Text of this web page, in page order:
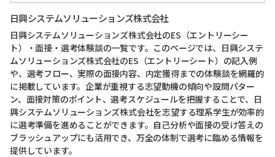
日興システムソリューションズ株式会社
日興システムソリューションズ株式会社のES（エントリーシー
ト）・面接・選考体験談の一覧です。このページでは、日興システ
ムソリューションズ株式会社のES（エントリーシート）の記入例
や、選考フロー、実際の面接内容、内定獲得までの体験談を網羅的
に掲載しています。企業が重視する志望動機の傾向や設問パター
ン、面接対策のポイント、選考スケジュールを把握することで、日
興システムソリューションズ株式会社を志望する理系学生が効率的
に選考準備を進めることができます。自己分析や面接の受け答えの
ブラッシュアップにも活用でき、万全の体制で選考に臨める情報を
提供しています。